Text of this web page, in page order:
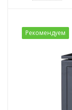
Рекомендуем